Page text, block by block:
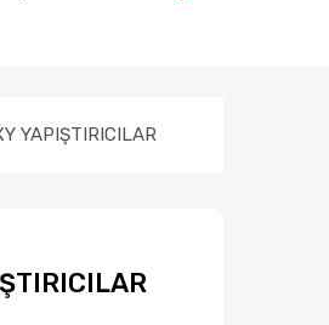
YAPIŞTIRICILAR